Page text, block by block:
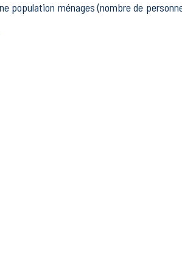
population ménages (nombre de